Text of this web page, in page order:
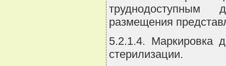
размещения
5.2.1.4. Маркировка
стерилизации.